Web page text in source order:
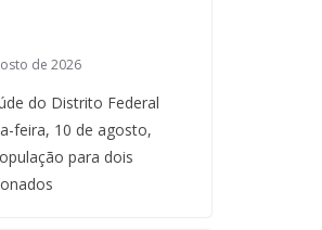
de 2026
do Distrito Federal
feira, 10 de agosto,
para dois